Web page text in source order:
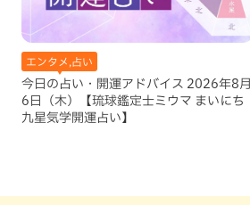
エンタメ,占い
今日の占い・開運アドバイス 2026年8月
6日（木）【琉球鑑定士ミウマ まいにち
九星気学開運占い】